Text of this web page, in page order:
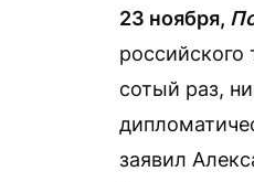
23 ноября,
сотый раз,
заявил